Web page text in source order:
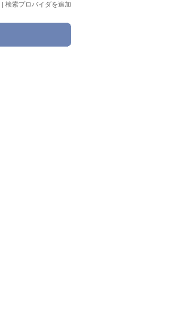
| 検索プロバイダを追加